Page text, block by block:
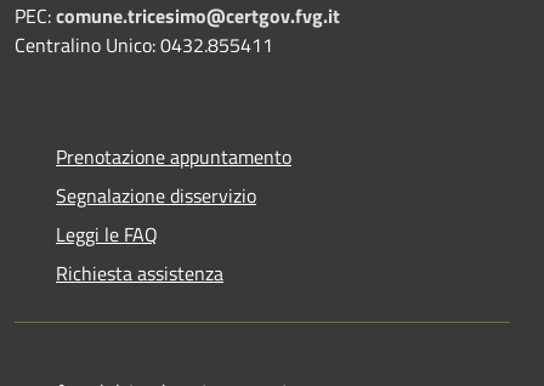
PEC:comune.tricesimo@certgov.fvg.it
Centralino Unico: 0432.855411
Prenotazione appuntamento
Segnalazione disservizio
Leggi le FAQ
Richiesta assistenza